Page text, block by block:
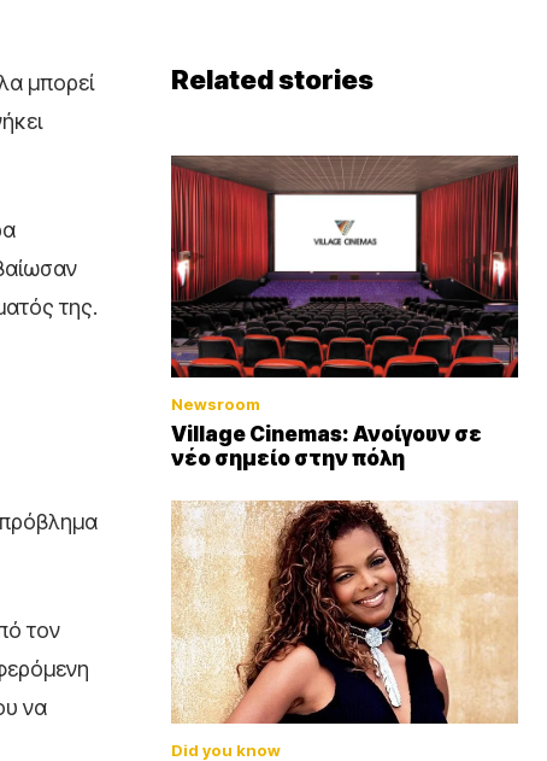
μπορεί
της.
πρόβλημα
τον
να
Related stories
Newsroom
Village Cinemas: Ανοίγουν σε
νέο σημείο στην πόλη
Did you know